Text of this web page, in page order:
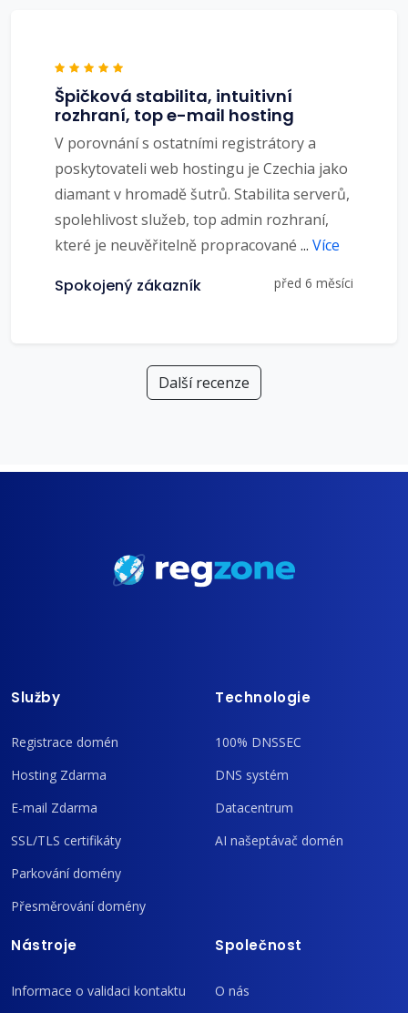
Špičková stabilita, intuitivní
rozhraní, top e-mail hosting
V porovnání s ostatními registrátory a
poskytovateli web hostingu je Czechia jako
diamant v hromadě šutrů. Stabilita serverů,
spolehlivost služeb, top admin rozhraní,
které je neuvěřitelně propracované ... Více
Spokojený zákazník před 6 měsíci
Další recenze
Služby
Registrace domén
Hosting Zdarma
E-mail Zdarma
SSL/TLS certifikáty
Parkování domény
Přesměrování domény
Technologie
100% DNSSEC
DNS systém
Datacentrum
AI našeptávač domén
Nástroje
Informace o validaci kontaktu
Společnost
O nás